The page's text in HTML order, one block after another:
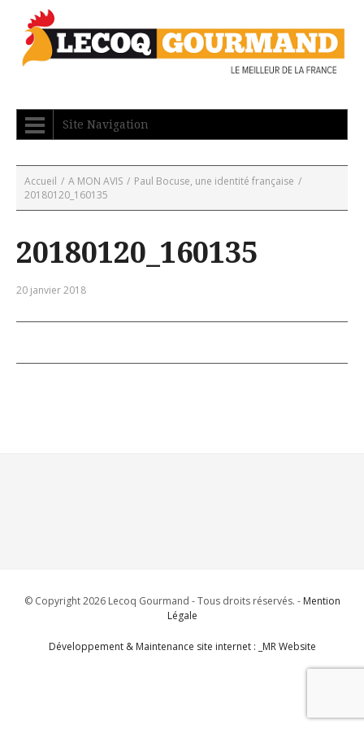
Site Navigation
Accueil / A MON AVIS / Paul Bocuse, une identité française /
20180120_160135
20180120_160135
20 janvier 2018
© Copyright 2026 Lecoq Gourmand - Tous droits réservés. - Mention
Légale
Développement & Maintenance site internet : _MR Website